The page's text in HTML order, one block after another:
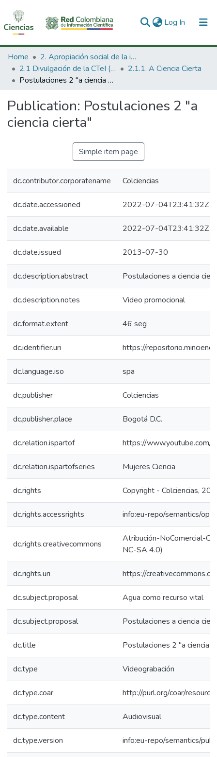
Log In (current)
Communities & Collections
All of DSpace
Home
2. Apropiación social de la información en Ciencia Tecnología e Innovación
2.1 Divulgación de la CTeI (Nueva)
2.1.1. A Ciencia Cierta
Postulaciones 2 "a ciencia cierta"
Publication: Postulaciones 2 "a
ciencia cierta"
Simple item page
dc.contributor.corporatename Colciencias
dc.date.accessioned 2022-07-04T23:41:32Z
dc.date.available 2022-07-04T23:41:32Z
dc.date.issued 2013-07-30
dc.description.abstract Postulaciones a ciencia
dc.description.notes Video promocional
dc.format.extent 46 seg
dc.identifier.uri https://
dc.language.iso spa
dc.publisher Colciencias
dc.publisher.place Bogotá D.C.
dc.relation.ispartof https://www.youtube.com/
dc.relation.ispartofseries Mujeres Ciencia
dc.rights Copyright - Colciencias,
dc.rights.accessrights info:eu-repo/semantics/
dc.rights.creativecommons
Atribución-NoComercial-
NC-SA 4.0)
dc.rights.uri https://
dc.subject.proposal Agua como recurso vital
dc.subject.proposal Postulaciones a ciencia
dc.title Postulaciones 2 "a ciencia
dc.type Videograbación
dc.type.coar http://purl.org/coar/
dc.type.content Audiovisual
dc.type.version info:eu-repo/semantics/